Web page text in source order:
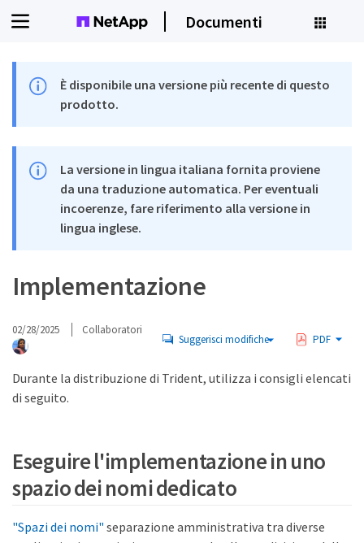
Documenti
È disponibile una versione più recente di questo
prodotto.
La versione in lingua italiana fornita proviene
da una traduzione automatica. Per eventuali
incoerenze, fare riferimento alla versione in
lingua inglese.
Implementazione
02/28/2025 Collaboratori
Suggerisci modifiche PDF
Durante la distribuzione di Trident, utilizza i consigli elencati
di seguito.
Eseguire l'implementazione in uno
spazio dei nomi dedicato
"Spazi dei nomi" separazione amministrativa tra diverse